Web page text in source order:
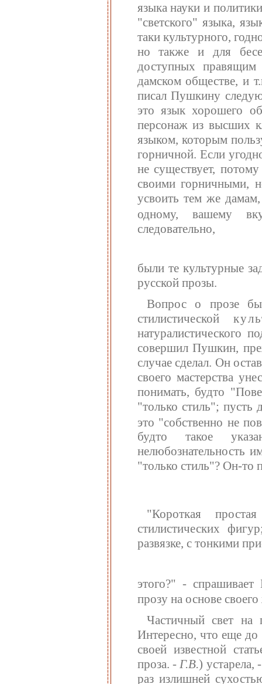
языка науки и
"светского" языка,
таки культурного,
но также и для
доступных правящим
дамском обществе, и
писал Пушкину
это язык хорошего
персонаж из высших
языком, которым
горничной. Если
не существует,
своими горничными,
усвоить тем же
одному, вашему
следовательно,
были те культурные
русской прозы.
Вопрос о прозе
стилистической
натуралистического
совершил Пушкин,
случае сделал. Он
своего мастерства
понимать, будто
"только стиль"; пусть
это "собственно не
будто такое
нелюбознательность
"только стиль"? Он-то
"Короткая
стилистических
развязке, с тонкими
этого?" -
прозу на основе
Частичный свет на
Интересно, что еще
своей известной
проза. -Г.В.) устарела,
раз излишней